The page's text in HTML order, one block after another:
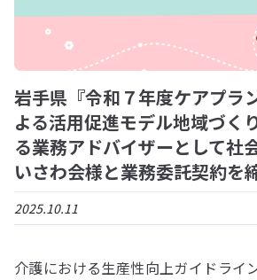
岩手県『令和７年度ケアプラ
よる活用促進モデル地域づく
る業務アドバイザーとして社
いさわ会様と業務委託契約を
2025.10.11
介護における生産性向上ガイドライ